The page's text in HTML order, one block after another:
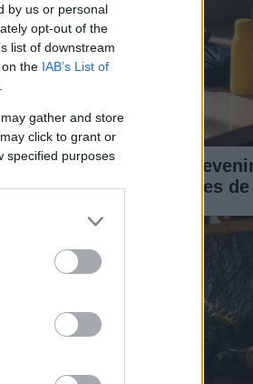
by us or personal
opt-out of the
list of downstream
the IAB’s List of
gather and store
click to grant or
specified purposes
Cómo reconocer,
actuar ante los golpes